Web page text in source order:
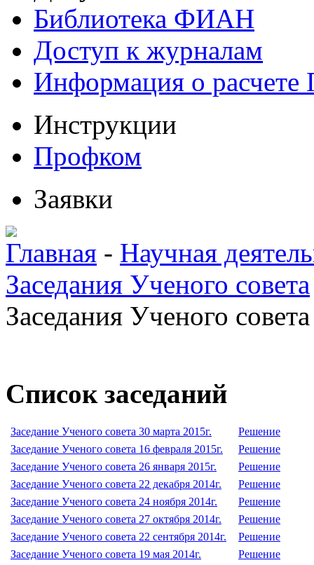
Библиотека ФИАН
Доступ к журналам
Информация о
Инструкции
Профком
Заявки
Главная - Научная
Заседания Ученого совета
Заседания Ученого
Список заседаний
Заседание Ученого совета 30 марта 2015г.
Решение
Заседание Ученого совета 16 февраля 2015г.
Решение
Заседание Ученого совета 26 января 2015г.
Решение
Заседание Ученого совета 22 декабря 2014г.
Решение
Заседание Ученого совета 24 ноября 2014г.
Решение
Заседание Ученого совета 27 октября 2014г.
Решение
Заседание Ученого совета 22 сентября 2014г.
Решение
Заседание Ученого совета 19 мая 2014г.
Решение